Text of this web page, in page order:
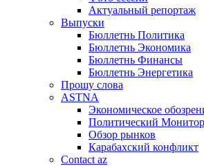
Актуальный репортаж
Выпуски
Бюллетнь Политика
Бюллетнь Экономика
Бюллетнь Финансы
Бюллетнь Энергетика
Прошу слова
ASTNA
Экономическое
Политический
Обзор рынков
Карабахский конфликт
Contact az